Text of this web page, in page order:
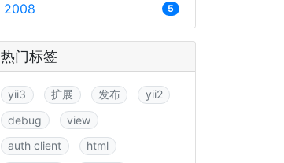
2008 5
热门标签
yii3 扩展 发布
yii2
debug
view
auth client
html